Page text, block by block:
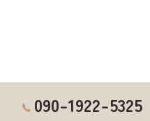
090-1922-5325